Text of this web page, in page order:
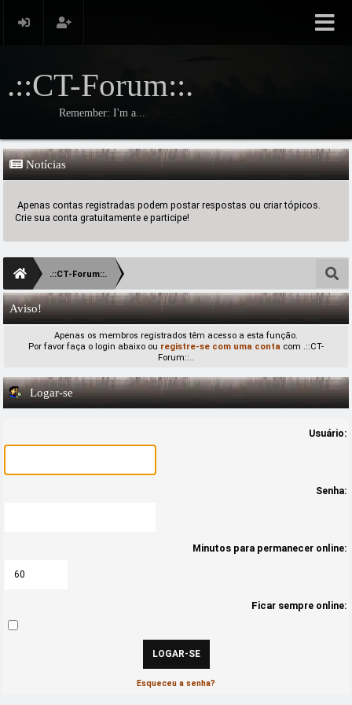
.::CT-Forum::.
Remember: I'm a...
Notícias
Apenas contas registradas podem postar respostas ou criar tópicos.
Crie sua conta gratuitamente e participe!
.::CT-Forum::.
Aviso!
Apenas os membros registrados têm acesso a esta função.
Por favor faça o login abaixo ou registre-se com uma conta com .::CT-
Forum::..
Logar-se
Usuário:
Senha:
Minutos para permanecer online:
Ficar sempre online:
Esqueceu a senha?